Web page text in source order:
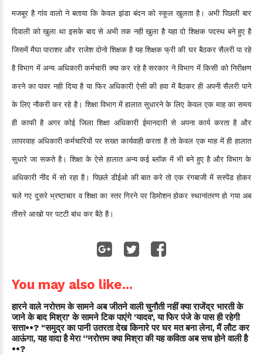
मजबूर है गांव वालो ने बताया कि केवल झंडा बंदन को स्कूल खुलता है। अभी पिछली बार
दिवाली को खुला था इसके बाद से अभी तक नही खुला है यहा दो शिक्षक पदस्थ बने हुए है
जिसमें मैघा पाराशर और राजेश दोनो शिक्षक है यह शिक्षक फ्री की घर बैठकर सैलरी पा रहे
है विभाग में अन्य अधिकारी कर्मचारी क्या कर रहे है सरकार ने विभाग में किसी को निरीक्षण
करने का पावर नही दिया है या फिर अधिकारी ऐसी की हवा में बैठकर ही अपनी सैलरी पाने
के लिए नौकरी कर रहे है। शिक्षा विभाग में हालात सुधारने के लिए केवल एक माह का समय
ही काफी है अगर कोई जिला शिक्षा अधिकारी ईमानदारी से अपना कार्य करता है और
लापरवाह अधिकारी कर्मचारियों पर सख्त कार्यवाही करता है तो केवल एक माह में ही हालात
सुधारे जा सकते है। शिक्षा के ऐसे हालात अन्य कई ब्लॉक में भी बने हुए है और विभाग के
अधिकारी नींद में सो रहा है। पिछले डीईओ की बात करे तो एक रंगबाजी में सस्पेंड होकर
चले गए दूसरे भ्रष्टाचार व शिक्षा का स्तर गिरने पर डिमोशन होकर स्थानांतरण हो गया अब
तीसरे आखो पर पटटी बांध कर बैठे है।
You may also like...
हारने वाले नरोत्तम के सामने अब जीतने वाली चुनौती नहीं क्या राजेंद्र भारती के
जाने के बाद मिश्रा' के सामने टिक पाएंगे 'यादव', या फिर पंजे के पास ही रहेगी
सत्ता••? "समुद्र का पानी उतरता देख किनारे पर घर मत बना लेना, मैं लौट कर
आऊंगा, यह वादा है मेरा “नरोत्तम क्या मिश्रा की यह कविता अब सच होने वाली है
••?